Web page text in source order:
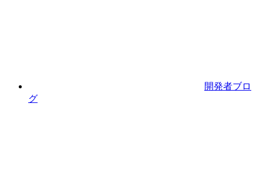
開発者ブロ
グ